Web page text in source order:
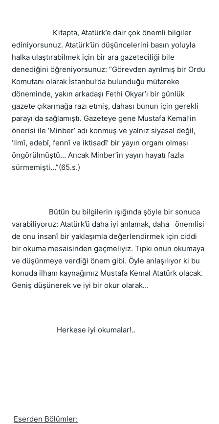
Kitapta, Atatürk’e dair çok önemli bilgiler
ediniyorsunuz. Atatürk’ün düşüncelerini basın yoluyla
halka ulaştırabilmek için bir ara gazeteciliği bile
denediğini öğreniyorsunuz: “Görevden ayrılmış bir Ordu
Komutanı olarak İstanbul’da bulunduğu mütareke
döneminde, yakın arkadaşı Fethi Okyar’ı bir günlük
gazete çıkarmağa razı etmiş, dahası bunun için gerekli
parayı da sağlamıştı. Gazeteye gene Mustafa Kemal’in
önerisi ile ‘Minber’ adı konmuş ve yalnız siyasal değil,
‘ilmî, edebî, fennî ve iktisadî’ bir yayın organı olması
öngörülmüştü… Ancak Minber’in yayın hayatı fazla
sürmemişti…”(65.s.)
Bütün bu bilgilerin ışığında şöyle bir sonuca
varabiliyoruz: Atatürk’ü daha iyi anlamak, daha önemlisi
de onu insanî bir yaklaşımla değerlendirmek için ciddi
bir okuma mesaisinden geçmeliyiz. Tıpkı onun okumaya
ve düşünmeye verdiği önem gibi. Öyle anlaşılıyor ki bu
konuda ilham kaynağımız Mustafa Kemal Atatürk olacak.
Geniş düşünerek ve iyi bir okur olarak…
Herkese iyi okumalar!..
Eserden Bölümler: